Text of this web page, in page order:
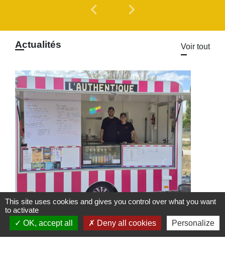
chevron_left Previous
chevron_right
Actualités Voir tout
Food Truck l'Authentique à
l'Arboretum
Le Food Truck L'Authentique s'installe à
This site uses cookies and gives you control over what you want
to activate
OK, accept all
Deny all cookies Personalize